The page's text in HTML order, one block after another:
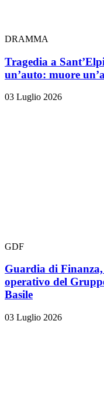
DRAMMA
Tragedia a
un’auto: muore
03 Luglio 2026
GDF
Guardia di
operativo del
Basile
03 Luglio 2026